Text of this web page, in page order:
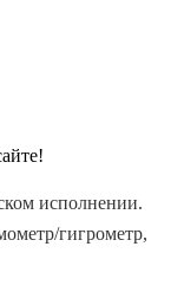
исполнении.
гигрометр,